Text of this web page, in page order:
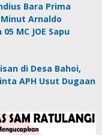
Bara Prima
Arnaldo
MC JOE Sapu
di Desa Bahoi,
APH Usut Dugaan